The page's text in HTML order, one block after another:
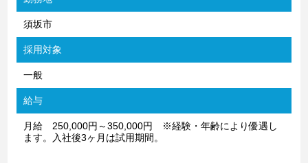
須坂市
採用対象
一般
給与
月給 250,000円～350,000円 ※経験・年齢により優遇し
ます。入社後3ヶ月は試用期間。